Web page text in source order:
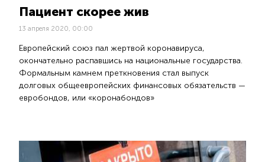
Пациент скорее жив
13 апреля 2020, 00:00
Европейский союз пал жертвой коронавируса,
окончательно распавшись на национальные государства.
Формальным камнем преткновения стал выпуск
долговых общеевропейских финансовых обязательств —
евробондов, или «коронабондов»